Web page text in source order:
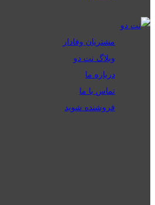
مشتریان وفادار
وبلاگ نت دو
درباره ما
تماس با ما
فروشنده شوید